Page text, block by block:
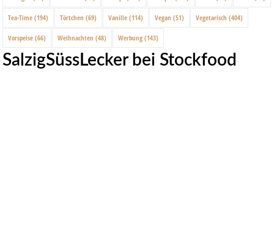
Tea-Time (194) Törtchen (69) Vanille (114) Vegan (51) Vegetarisch (404)
Vorspeise (66) Weihnachten (48) Werbung (143)
SalzigSüssLecker bei Stockfood